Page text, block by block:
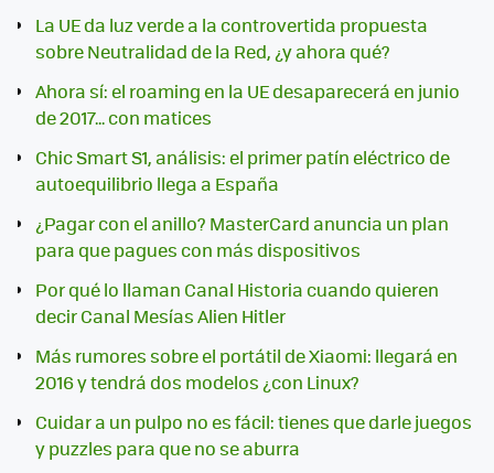
La UE da luz verde a la controvertida propuesta
sobre Neutralidad de la Red, ¿y ahora qué?
Ahora sí: el roaming en la UE desaparecerá en junio
de 2017... con matices
Chic Smart S1, análisis: el primer patín eléctrico de
autoequilibrio llega a España
¿Pagar con el anillo? MasterCard anuncia un plan
para que pagues con más dispositivos
Por qué lo llaman Canal Historia cuando quieren
decir Canal Mesías Alien Hitler
Más rumores sobre el portátil de Xiaomi: llegará en
2016 y tendrá dos modelos ¿con Linux?
Cuidar a un pulpo no es fácil: tienes que darle juegos
y puzzles para que no se aburra